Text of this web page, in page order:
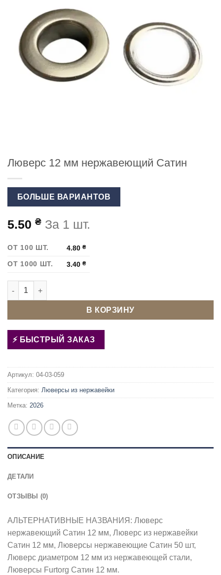
Люверс 12 мм нержавеющий Сатин
БОЛЬШЕ ВАРИАНТОВ
5.50 ₴ За 1 шт.
ОТ 100 ШТ. 4.80₴
ОТ 1000 ШТ. 3.40₴
Количество товара Люверс 12 мм нержавеющий Сатин
В КОРЗИНУ
БЫСТРЫЙ ЗАКАЗ
Артикул: 04-03-059
Категория: Люверсы из нержавейки
Метка: 2026
ОПИСАНИЕ
ДЕТАЛИ
ОТЗЫВЫ (0)
АЛЬТЕРНАТИВНЫЕ НАЗВАНИЯ: Люверс
нержавеющий Сатин 12 мм, Люверс из нержавейки
Сатин 12 мм, Люверсы нержавеющие Сатин 50 шт,
Люверс диаметром 12 мм из нержавеющей стали,
Люверсы Furtorg Сатин 12 мм.